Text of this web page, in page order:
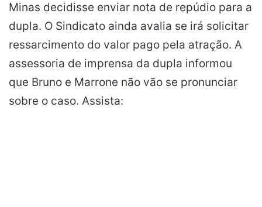
Minas decidisse enviar nota de repúdio para a
dupla. O Sindicato ainda avalia se irá solicitar
ressarcimento do valor pago pela atração. A
assessoria de imprensa da dupla informou
que Bruno e Marrone não vão se pronunciar
sobre o caso. Assista: